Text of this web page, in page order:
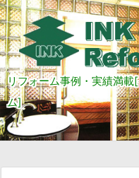
リフォーム事例・実績満
ム]